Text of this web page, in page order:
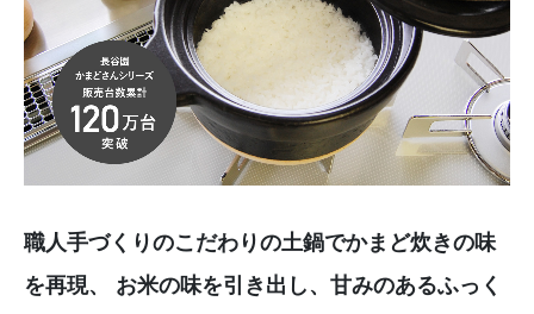
職人手づくりのこだわりの土鍋でかまど炊きの味
を再現、
お米の味を引き出し、甘みのあるふっく